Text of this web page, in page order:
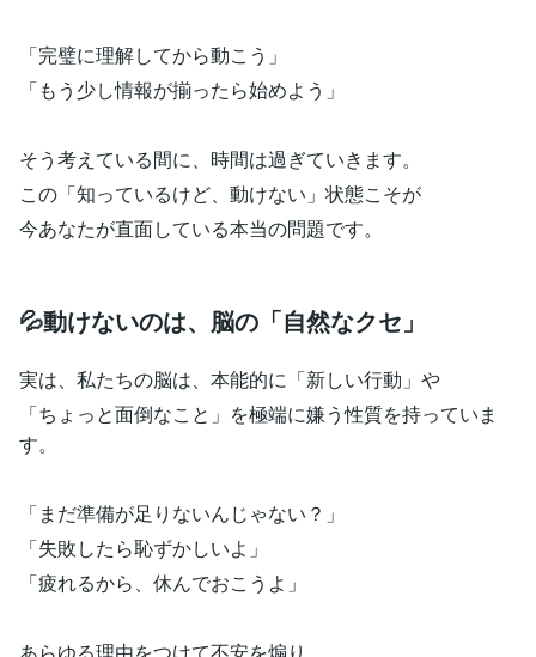
「完璧に理解してから動こう」
「もう少し情報が揃ったら始めよう」
そう考えている間に、時間は過ぎていきます。
この「知っているけど、動けない」状態こそが
今あなたが直面している本当の問題です。
💦動けないのは、脳の「自然なクセ」
実は、私たちの脳は、本能的に「新しい行動」や
「ちょっと面倒なこと」を極端に嫌う性質を持っていま
す。
「まだ準備が足りないんじゃない？」
「失敗したら恥ずかしいよ」
「疲れるから、休んでおこうよ」
あらゆる理由をつけて不安を煽り